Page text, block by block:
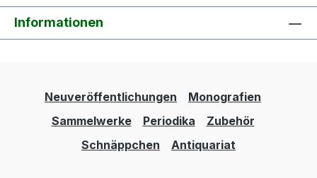
Informationen
Neuveröffentlichungen
Monografien
Sammelwerke
Periodika
Zubehör
Schnäppchen
Antiquariat